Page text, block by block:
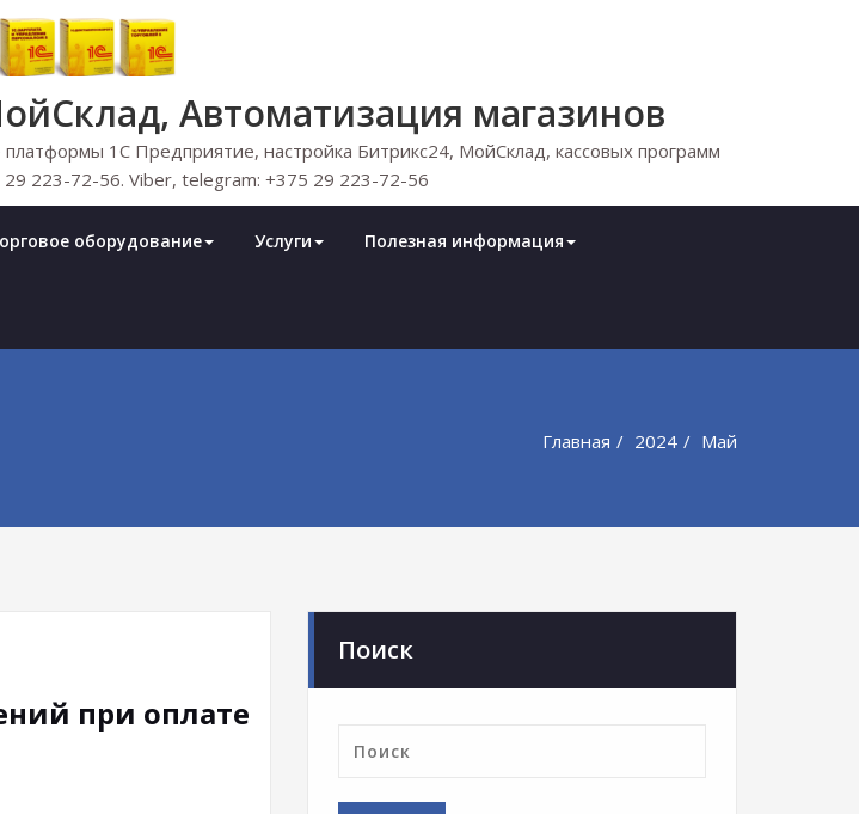
Автоматизация магазинов
1С Предприятие, настройка Битрикс24, МойСклад, кассовых программ
223-72-56. Viber, telegram: +375 29 223-72-56
оборудование Услуги Полезная информация
Главная 2024 Май
при оплате
Поиск